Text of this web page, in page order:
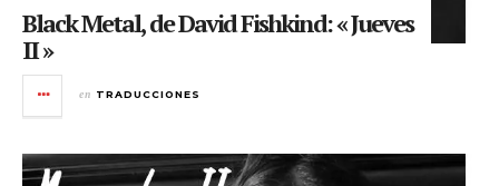
Black Metal, de David Fishkind: « Jueves
II »
en TRADUCCIONES